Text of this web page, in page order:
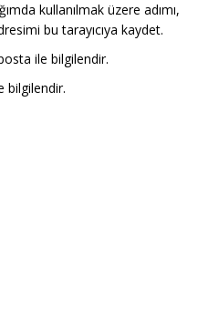
kullanılmak üzere adımı,
bu tarayıcıya kaydet.
ile bilgilendir.
bilgilendir.